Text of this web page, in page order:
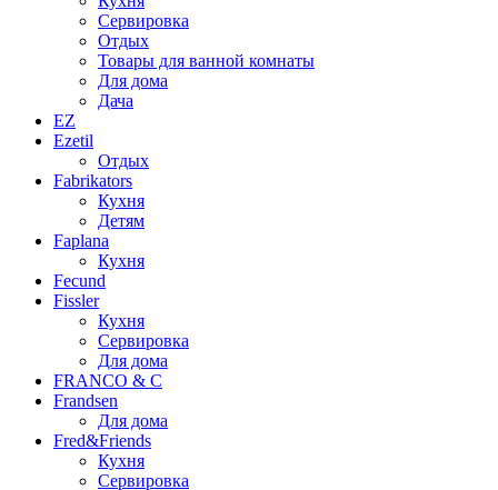
Сервировка
Отдых
Товары для ванной комнаты
Для дома
Дача
EZ
Ezetil
Отдых
Fabrikators
Кухня
Детям
Faplana
Кухня
Fecund
Fissler
Кухня
Сервировка
Для дома
FRANCO & C
Frandsen
Для дома
Fred&Friends
Кухня
Сервировка